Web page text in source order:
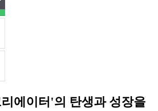
에이터'의 탄생과 성장을